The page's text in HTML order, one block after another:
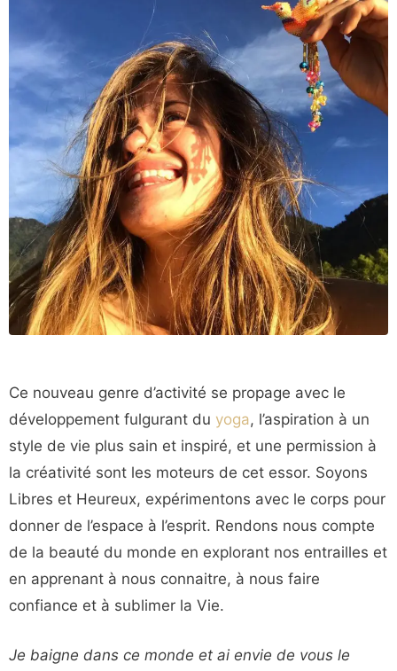
Ce nouveau genre d’activité se propage avec le
développement fulgurant du yoga, l’aspiration à un
style de vie plus sain et inspiré, et une permission à
la créativité sont les moteurs de cet essor. Soyons
Libres et Heureux, expérimentons avec le corps pour
donner de l’espace à l’esprit. Rendons nous compte
de la beauté du monde en explorant nos entrailles et
en apprenant à nous connaitre, à nous faire
confiance et à sublimer la Vie.
Je baigne dans ce monde et ai envie de vous le